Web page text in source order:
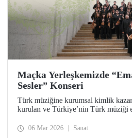
Maçka Yerleşkemizde
Sesler” Konseri
Türk müziğine kurumsal kimlik
kurulan ve Türkiye’nin Türk müziği
Konservatuarı, ikinci yarım asrına
06 Mar 2026 Sanat